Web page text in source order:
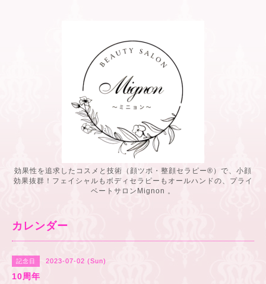
効果性を追求したコスメと技術（顔ツボ・整顔セラピー®️）で、小顔
効果抜群！フェイシャルもボディセラピーもオールハンドの、プライ
ベートサロンMignon 。
カレンダー
記念日 2023-07-02 (Sun)
10周年